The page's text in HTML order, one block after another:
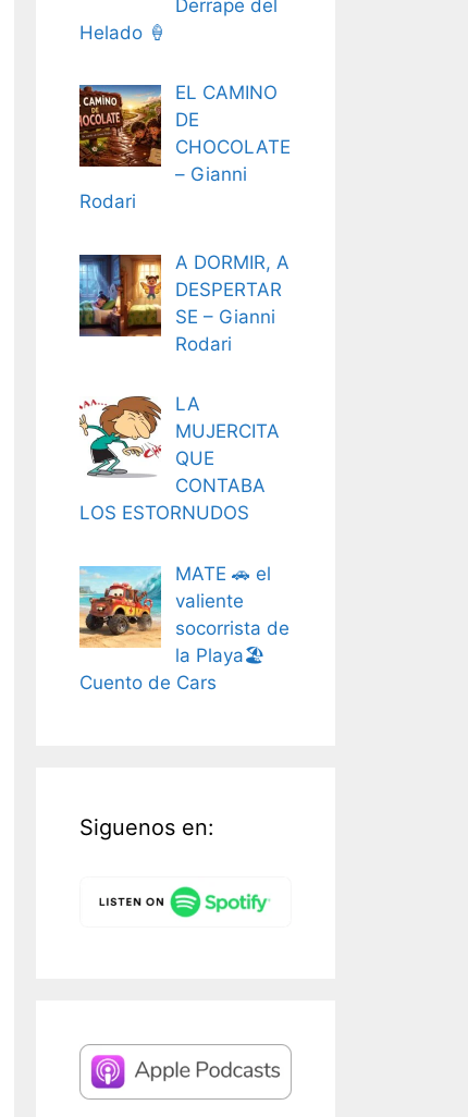
Derrape del
Helado 🍦
EL CAMINO
DE
CHOCOLATE
– Gianni
Rodari
A DORMIR, A
DESPERTAR
SE – Gianni
Rodari
LA
MUJERCITA
QUE
CONTABA
LOS ESTORNUDOS
MATE 🚗 el
valiente
socorrista de
la Playa🏖️
Cuento de Cars
Siguenos en: